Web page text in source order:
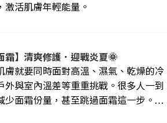
激活肌膚年輕能量。
霜】清爽修護．迎戰炎夏🌞
膚就要同時面對高溫、濕氣、乾燥的冷
外與室內溫差等重重挑戰。很多人一到
少面霜份量，甚至跳過面霜這一步。在